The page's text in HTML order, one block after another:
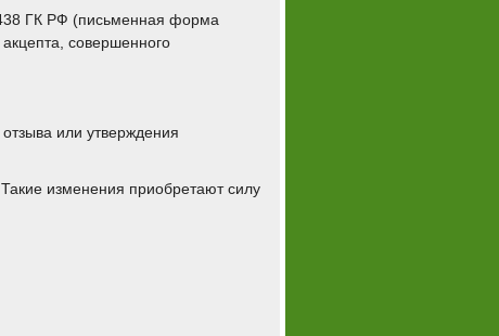
ГК РФ (письменная форма
совершенного
или утверждения
изменения приобретают силу